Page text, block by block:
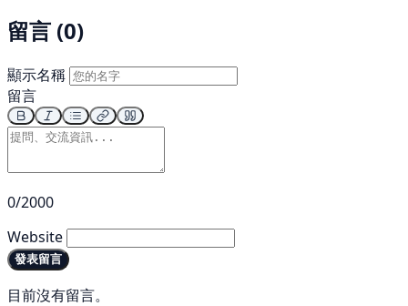
留言 (0)
顯示名稱
留言
0/2000
Website
發表留言
目前沒有留言。